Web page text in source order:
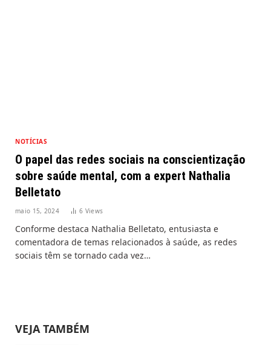
NOTÍCIAS
O papel das redes sociais na conscientização
sobre saúde mental, com a expert Nathalia
Belletato
maio 15, 2024 6 Views
Conforme destaca Nathalia Belletato, entusiasta e
comentadora de temas relacionados à saúde, as redes
sociais têm se tornado cada vez…
VEJA TAMBÉM